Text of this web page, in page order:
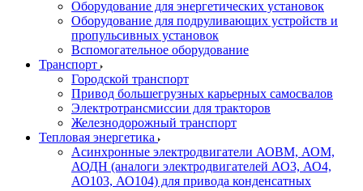
Оборудование для энергетических установок
Оборудование для подруливающих устройств и
пропульсивных установок
Вспомогательное оборудование
Транспорт
Городской транспорт
Привод большегрузных карьерных самосвалов
Электротрансмиссии для тракторов
Железнодорожный транспорт
Тепловая энергетика
Асинхронные электродвигатели АОВМ, АОМ,
АОДН (аналоги электродвигателей АО3, АО4,
АО103, АО104) для привода конденсатных